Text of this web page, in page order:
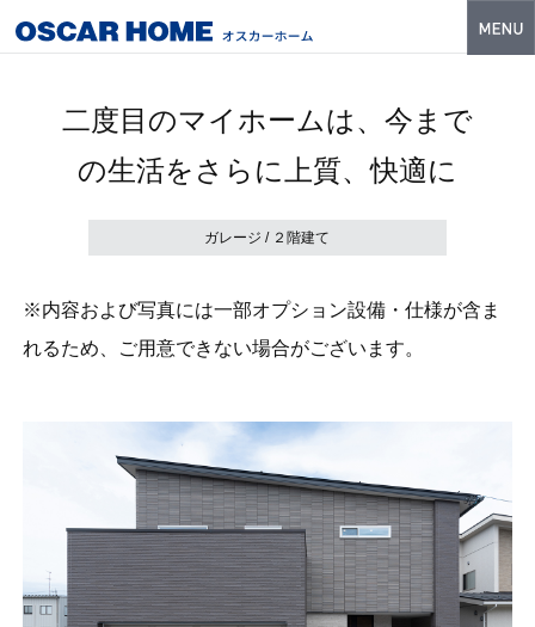
特長
性能・技術
イベント・モデルハウス
建築実例
販売中の物件
スマートセレクト
土地情報
オンライン相談会
二度目のマイホームは、今まで
の生活をさらに上質、快適に
ガレージ / ２階建て
※内容および写真には一部オプション設備・仕様が含ま
れるため、ご用意できない場合がございます。